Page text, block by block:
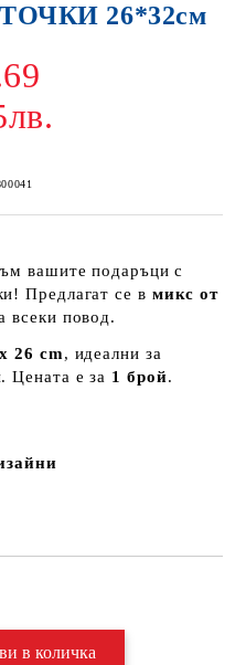
ТОЧКИ 26*32см
вашите подаръци с
Предлагат се в микс от
всеки повод.
26 cm, идеални за
Цената е за 1 брой.